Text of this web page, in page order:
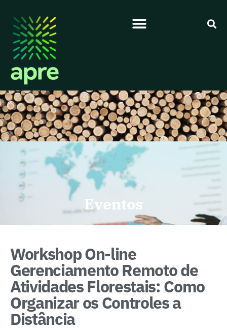
Eventos
Workshop On-line
Gerenciamento Remoto de
Atividades Florestais: Como
Organizar os Controles a
Distância